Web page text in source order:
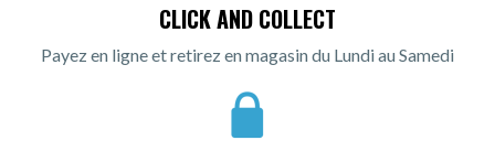
CLICK AND COLLECT
Payez en ligne et retirez en magasin du Lundi au Samedi